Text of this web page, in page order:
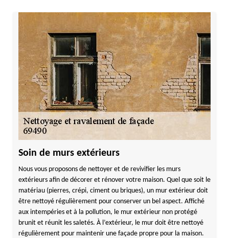
Soin de murs extérieurs
Nous vous proposons de nettoyer et de revivifier les murs
extérieurs afin de décorer et rénover votre maison. Quel que soit le
matériau (pierres, crépi, ciment ou briques), un mur extérieur doit
être nettoyé régulièrement pour conserver un bel aspect. Affiché
aux intempéries et à la pollution, le mur extérieur non protégé
brunit et réunit les saletés. À l’extérieur, le mur doit être nettoyé
régulièrement pour maintenir une façade propre pour la maison.